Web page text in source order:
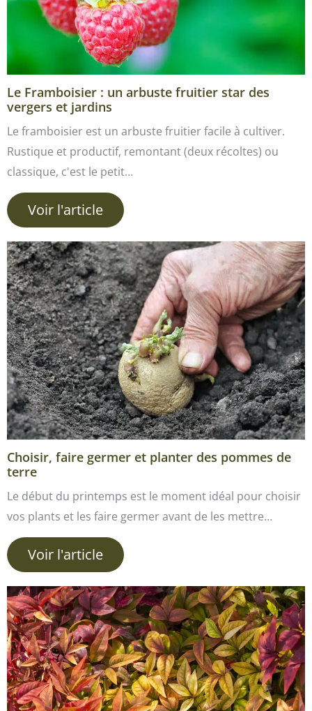
Le Framboisier : un arbuste fruitier star des
vergers et jardins
Le framboisier est un arbuste fruitier facile à cultiver.
Rustique et productif, remontant (deux récoltes) ou
classique, c'est le petit…
Voir l'article
Choisir, faire germer et planter des pommes de
terre
Le début du printemps est le moment idéal pour choisir
vos plants et les faire germer avant de les mettre…
Voir l'article